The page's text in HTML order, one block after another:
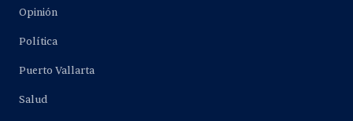
Opinión
Política
Puerto Vallarta
Salud